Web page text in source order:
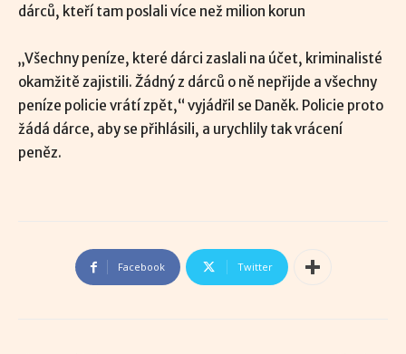
dárců, kteří tam poslali více než milion korun
„Všechny peníze, které dárci zaslali na účet, kriminalisté
okamžitě zajistili. Žádný z dárců o ně nepřijde a všechny
peníze policie vrátí zpět,“ vyjádřil se Daněk. Policie proto
žádá dárce, aby se přihlásili, a urychlily tak vrácení
peněz.
Facebook Twitter